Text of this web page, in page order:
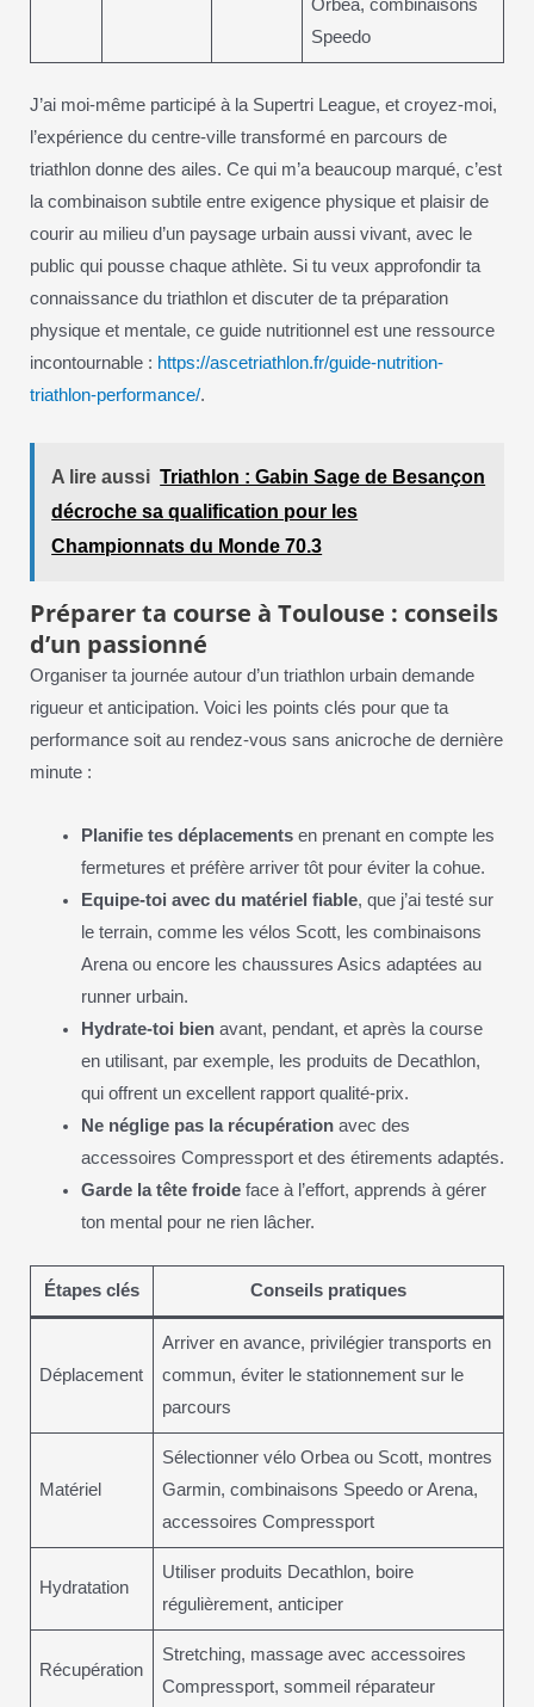
Orbea, combinaisons
Speedo
J’ai moi-même participé à la Supertri League, et croyez-moi,
l’expérience du centre-ville transformé en parcours de
triathlon donne des ailes. Ce qui m’a beaucoup marqué, c’est
la combinaison subtile entre exigence physique et plaisir de
courir au milieu d’un paysage urbain aussi vivant, avec le
public qui pousse chaque athlète. Si tu veux approfondir ta
connaissance du triathlon et discuter de ta préparation
physique et mentale, ce guide nutritionnel est une ressource
incontournable : https://ascetriathlon.fr/guide-nutrition-
triathlon-performance/.
A lire aussi Triathlon : Gabin Sage de Besançon
décroche sa qualification pour les
Championnats du Monde 70.3
Préparer ta course à Toulouse : conseils
d’un passionné
Organiser ta journée autour d’un triathlon urbain demande
rigueur et anticipation. Voici les points clés pour que ta
performance soit au rendez-vous sans anicroche de dernière
minute :
Planifie tes déplacements en prenant en compte les
fermetures et préfère arriver tôt pour éviter la cohue.
Equipe-toi avec du matériel fiable, que j’ai testé sur
le terrain, comme les vélos Scott, les combinaisons
Arena ou encore les chaussures Asics adaptées au
runner urbain.
Hydrate-toi bien avant, pendant, et après la course
en utilisant, par exemple, les produits de Decathlon,
qui offrent un excellent rapport qualité-prix.
Ne néglige pas la récupération avec des
accessoires Compressport et des étirements adaptés.
Garde la tête froide face à l’effort, apprends à gérer
ton mental pour ne rien lâcher.
Étapes clés Conseils pratiques
Déplacement
Arriver en avance, privilégier transports en
commun, éviter le stationnement sur le
parcours
Matériel
Sélectionner vélo Orbea ou Scott, montres
Garmin, combinaisons Speedo or Arena,
accessoires Compressport
Hydratation
Utiliser produits Decathlon, boire
régulièrement, anticiper
Récupération
Stretching, massage avec accessoires
Compressport, sommeil réparateur